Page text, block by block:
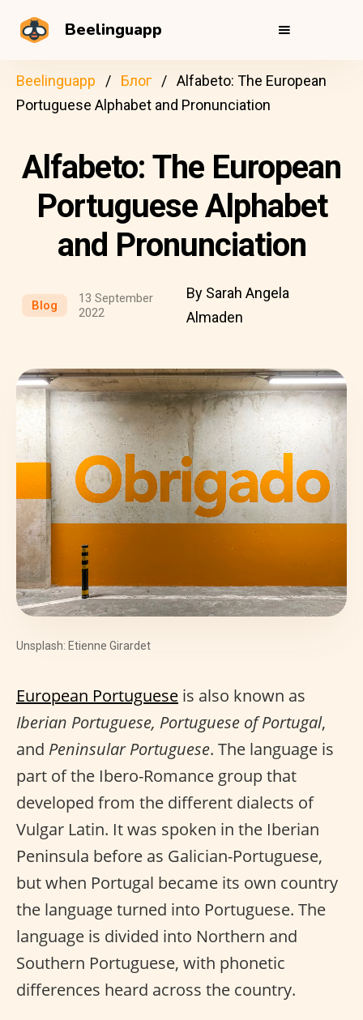
Beelinguapp
Beelinguapp Блог
Alfabeto: The European
Portuguese Alphabet and Pronunciation
Alfabeto: The European
Portuguese Alphabet
and Pronunciation
Blog
13 September
2022
By Sarah Angela
Almaden
Unsplash: Etienne Girardet
European Portuguese is also known as
Iberian Portuguese, Portuguese of Portugal,
and Peninsular Portuguese. The language is
part of the Ibero-Romance group that
developed from the different dialects of
Vulgar Latin. It was spoken in the Iberian
Peninsula before as Galician-Portuguese,
but when Portugal became its own country
the language turned into Portuguese. The
language is divided into Northern and
Southern Portuguese, with phonetic
differences heard across the country.